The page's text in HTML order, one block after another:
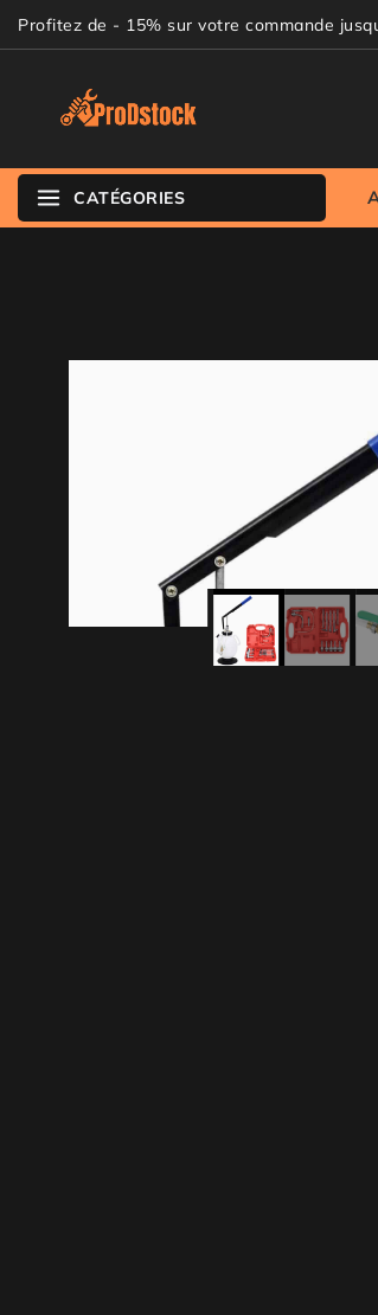
Profitez de - 15% sur votre commande
CATÉGORIES